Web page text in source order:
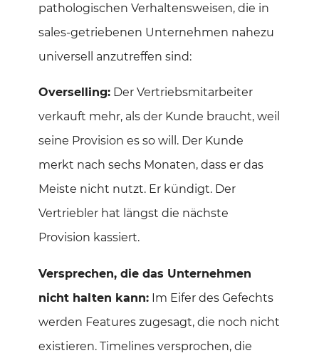
pathologischen Verhaltensweisen, die in
sales-getriebenen Unternehmen nahezu
universell anzutreffen sind:
Overselling:Der Vertriebsmitarbeiter
verkauft mehr, als der Kunde braucht, weil
seine Provision es so will. Der Kunde
merkt nach sechs Monaten, dass er das
Meiste nicht nutzt. Er kündigt. Der
Vertriebler hat längst die nächste
Provision kassiert.
Versprechen, die das Unternehmen
nicht halten kann:Im Eifer des Gefechts
werden Features zugesagt, die noch nicht
existieren. Timelines versprochen, die